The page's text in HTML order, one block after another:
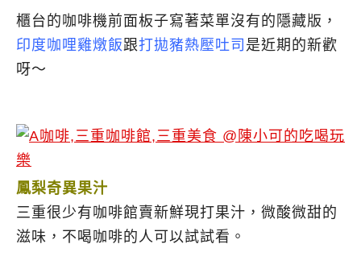
櫃台的咖啡機前面板子寫著菜單沒有的隱藏版，
印度咖哩雞燉飯跟打拋豬熱壓吐司 是近期的新歡
呀～
鳳梨奇異果汁
三重很少有咖啡館賣新鮮現打果汁，微酸微甜的
滋味，不喝咖啡的人可以試試看。